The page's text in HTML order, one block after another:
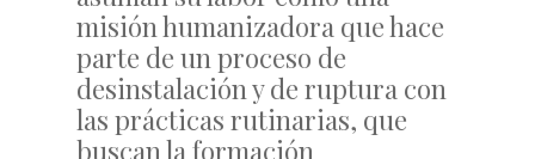
misión humanizadora que hace
parte de un proceso de
desinstalación y de ruptura con
las prácticas rutinarias, que
buscan la formación